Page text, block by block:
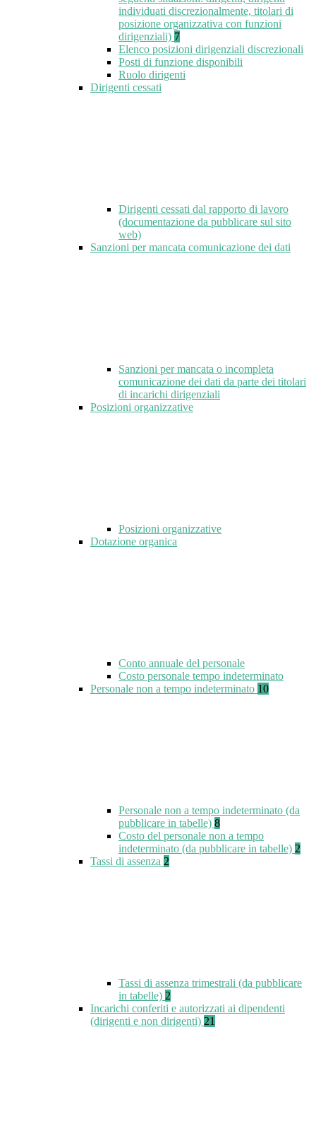
individuati discrezionalmente, titolari di
posizione organizzativa con funzioni
dirigenziali) 7
Elenco posizioni dirigenziali discrezionali
Posti di funzione disponibili
Ruolo dirigenti
Dirigenti cessati
Dirigenti cessati dal rapporto di lavoro
(documentazione da pubblicare sul sito
web)
Sanzioni per mancata comunicazione dei dati
Sanzioni per mancata o incompleta
comunicazione dei dati da parte dei titolari
di incarichi dirigenziali
Posizioni organizzative
Posizioni organizzative
Dotazione organica
Conto annuale del personale
Costo personale tempo indeterminato
Personale non a tempo indeterminato 10
Personale non a tempo indeterminato (da
pubblicare in tabelle) 8
Costo del personale non a tempo
indeterminato (da pubblicare in tabelle) 2
Tassi di assenza 2
Tassi di assenza trimestrali (da pubblicare
in tabelle) 2
Incarichi conferiti e autorizzati ai dipendenti
(dirigenti e non dirigenti) 21